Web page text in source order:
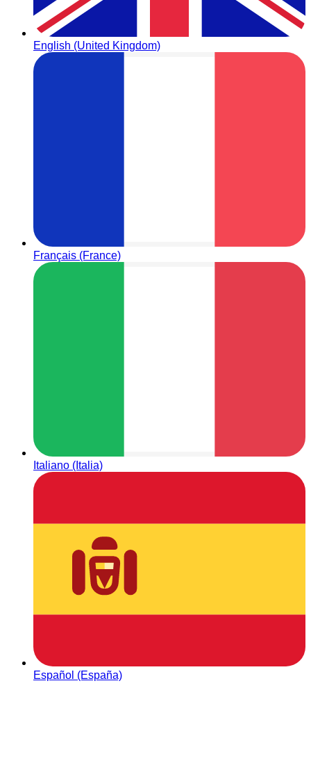
English (United Kingdom)
Français (France)
Italiano (Italia)
Español (España)